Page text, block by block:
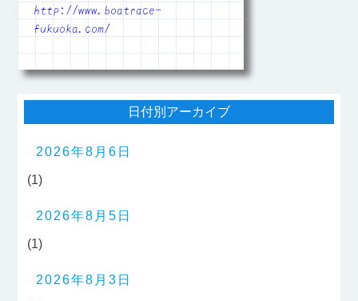
http://www.boatrace-
fukuoka.com/
日付別アーカイブ
2026年8月6日
(1)
2026年8月5日
(1)
2026年8月3日